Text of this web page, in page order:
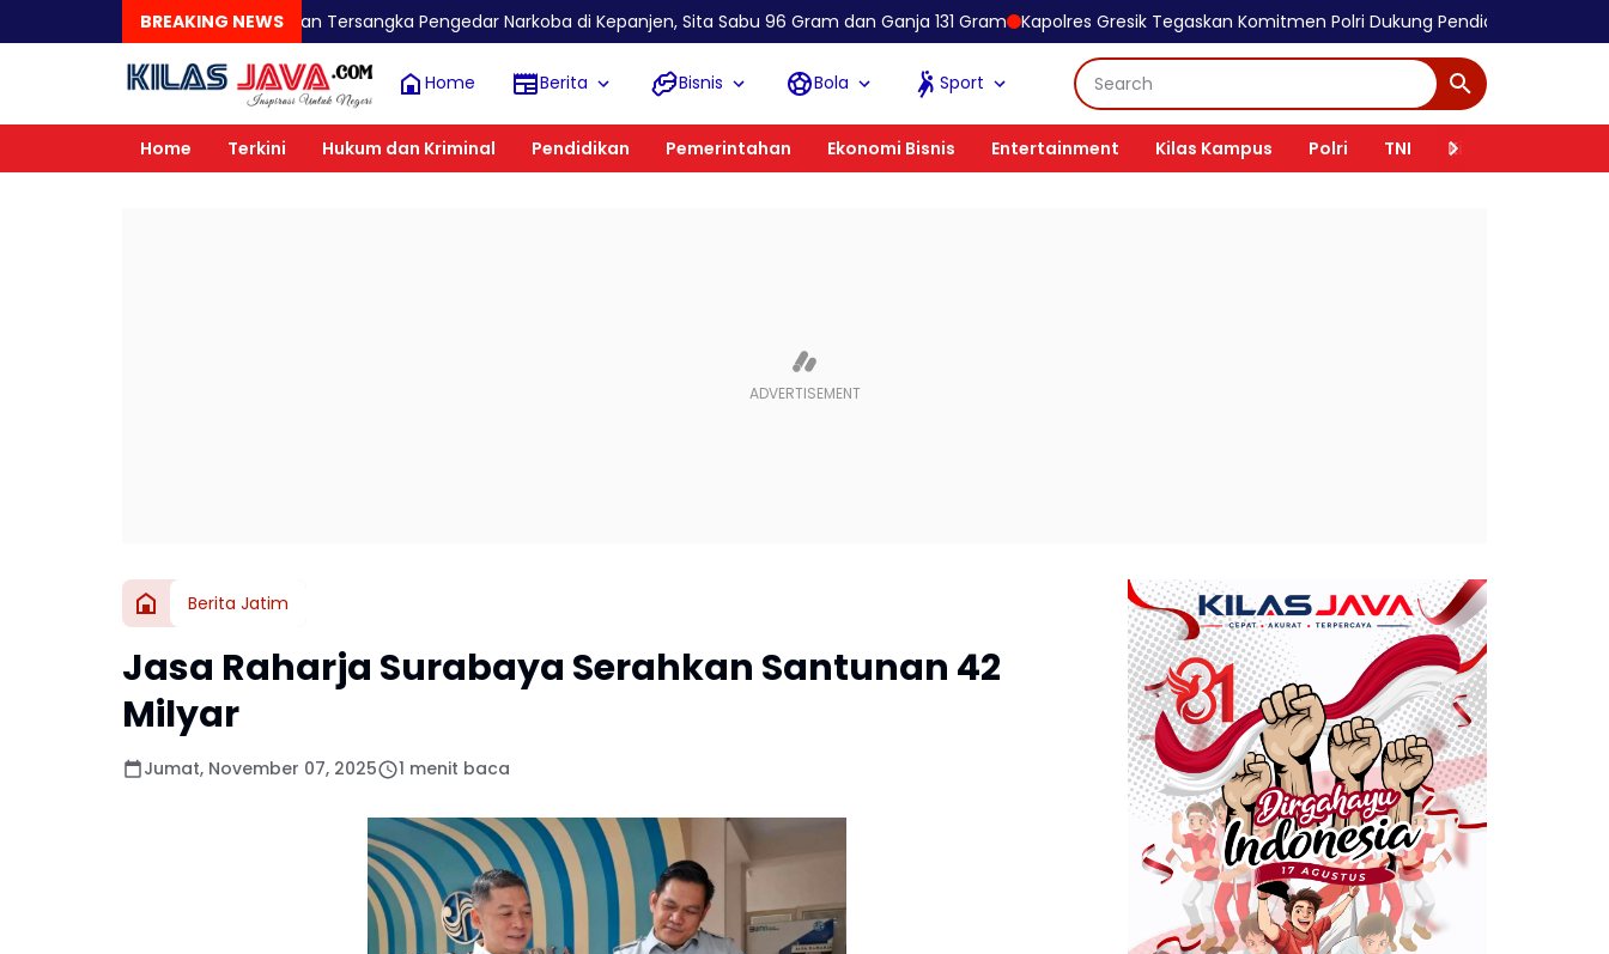
BREAKING NEWS
Malang Amankan Tersangka Pengedar Narkoba di Kepanjen, Sita Sabu 96 Gram dan Ganja 131 Gram Kapolres Gresik Tegaskan Komitmen Polri Dukung Pendidikan Berkualitas
Home Berita Bisnis Bola Sport
Home Terkini Hukum dan Kriminal Pendidikan Pemerintahan Ekonomi Bisnis Entertainment Kilas Kampus Polri TNI Kilas Tokoh
Berita Jatim
Jasa Raharja Surabaya Serahkan Santunan 42
Milyar
Jumat, November 07, 2025 1 menit baca